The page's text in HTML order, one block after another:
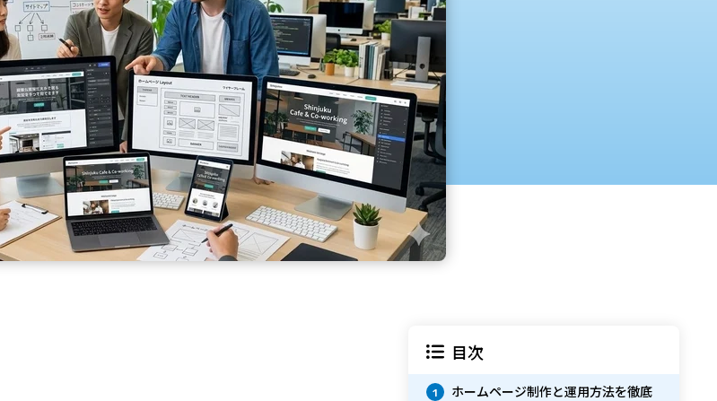
目次
1
ホームページ制作と運用方法を徹底